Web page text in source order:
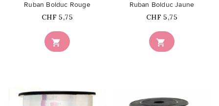

Ruban Bolduc Rouge
Prix
CHF 5,75

Ruban Bolduc Jaune
Prix
CHF 5,75